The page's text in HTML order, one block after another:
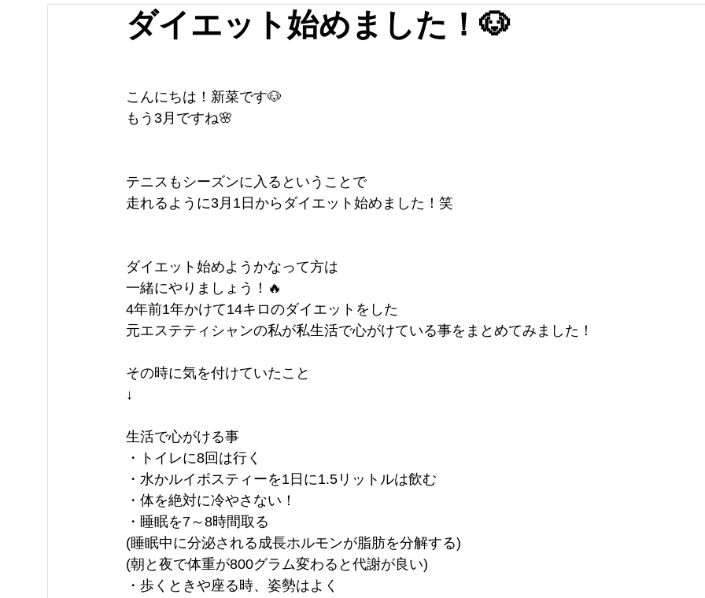
ダイエット始めました！🐶
こんにちは！新菜です🐶
もう3月ですね🌸
テニスもシーズンに入るということで
走れるように3月1日からダイエット始めました！笑
ダイエット始めようかなって方は
一緒にやりましょう！🔥
4年前1年かけて14キロのダイエットをした
元エステティシャンの私が私生活で心がけている事をまとめてみました！
その時に気を付けていたこと
↓
生活で心がける事
・トイレに8回は行く
・水かルイボスティーを1日に1.5リットルは飲む
・体を絶対に冷やさない！
・睡眠を7～8時間取る
(睡眠中に分泌される成長ホルモンが脂肪を分解する)
(朝と夜で体重が800グラム変わると代謝が良い)
・歩くときや座る時、姿勢はよく